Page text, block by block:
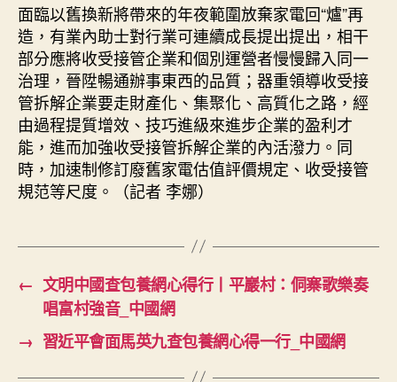
面臨以舊換新將帶來的年夜範圍放棄家電回“爐”再
造，有業內助士對行業可連續成長提出提出，相干
部分應將收受接管企業和個別運營者慢慢歸入同一
治理，晉陞暢通辦事東西的品質；器重領導收受接
管拆解企業要走財產化、集聚化、高質化之路，經
由過程提質增效、技巧進級來進步企業的盈利才
能，進而加強收受接管拆解企業的內活潑力。同
時，加速制修訂廢舊家電估值評價規定、收受接管
規范等尺度。（記者 李娜）
← 文明中國查包養網心得行丨平巖村：侗寨歌樂奏
唱富村強音_中國網
→ 習近平會面馬英九查包養網心得一行_中國網